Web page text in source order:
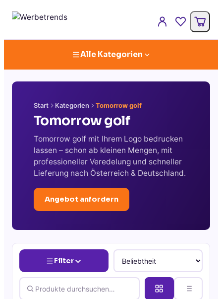
Alle Kategorien
Start Kategorien Tomorrow golf
Tomorrow golf
Tomorrow golf mit Ihrem Logo bedrucken
lassen – schon ab kleinen Mengen, mit
professioneller Veredelung und schneller
Lieferung nach Österreich & Deutschland.
Angebot anfordern
Filter